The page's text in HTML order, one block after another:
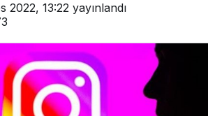
2022, 13:22 yayınlandı